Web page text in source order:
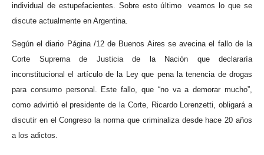
individual de estupefacientes. Sobre esto último
veamos lo que se
discute actualmente en Argentina.
Según el diario Página /12 de Buenos Aires se avecina el fallo de la
Corte Suprema de Justicia de la Nación que declararía
inconstitucional el artículo de la Ley que pena la tenencia de drogas
para consumo personal. Este fallo, que “no va a demorar mucho”,
como advirtió el presidente de la Corte, Ricardo Lorenzetti, obligará a
discutir en el Congreso la norma que criminaliza desde hace 20 años
a los adictos.